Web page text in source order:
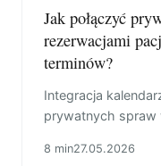
Jak połączyć
rezerwacjami
terminów?
Integracja
prywatnych spraw
blokuje zapis
8 min27.05.2026